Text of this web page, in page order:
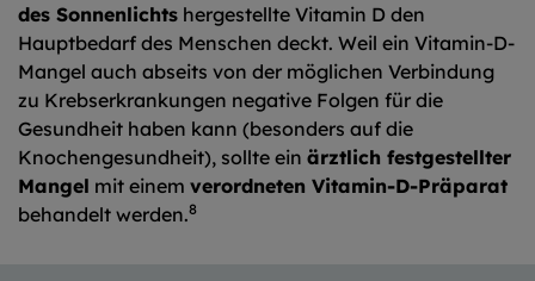
des Sonnenlichts hergestellte Vitamin D den
Hauptbedarf des Menschen deckt. Weil ein Vitamin-D-
Mangel auch abseits von der möglichen Verbindung
zu Krebserkrankungen negative Folgen für die
Gesundheit haben kann (besonders auf die
Knochengesundheit), sollte ein ärztlich festgestellter
Mangel mit einem verordneten Vitamin-D-Präparat
behandelt werden.8